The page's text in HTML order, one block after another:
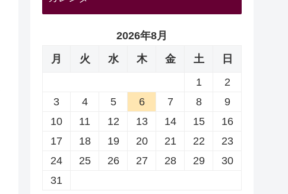
2026年8月
月
火 水 木 金 土
日
1
2
3
4 5 6 7 8
9
10
11 12 13 14 15
16
17
18 19 20 21 22
23
24
25 26 27 28 29
30
31